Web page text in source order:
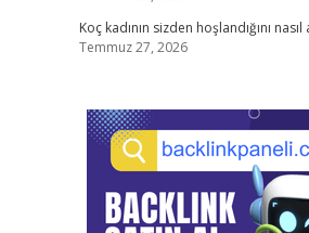
Koç kadının sizden hoşlandığını nasıl
Temmuz 27, 2026